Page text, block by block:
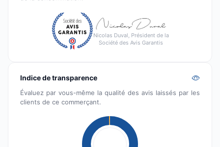
Nicolas Duval, Président de la
Société des Avis Garantis
Indice de transparence
Évaluez par vous-même la qualité des avis laissés par les
clients de ce commerçant.